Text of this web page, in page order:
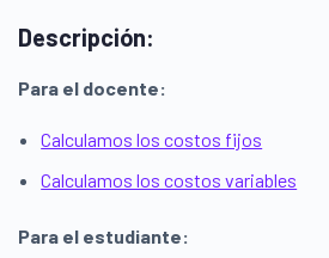
Descripción:
Para el docente:
Calculamos los costos fijos
Calculamos los costos variables
Para el estudiante: